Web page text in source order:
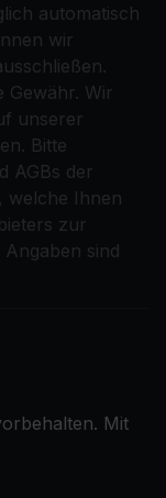
automatisch
wir
Gewähr. Wir
unserer
Bitte
AGBs der
welche Ihnen
zur
sind
Mit